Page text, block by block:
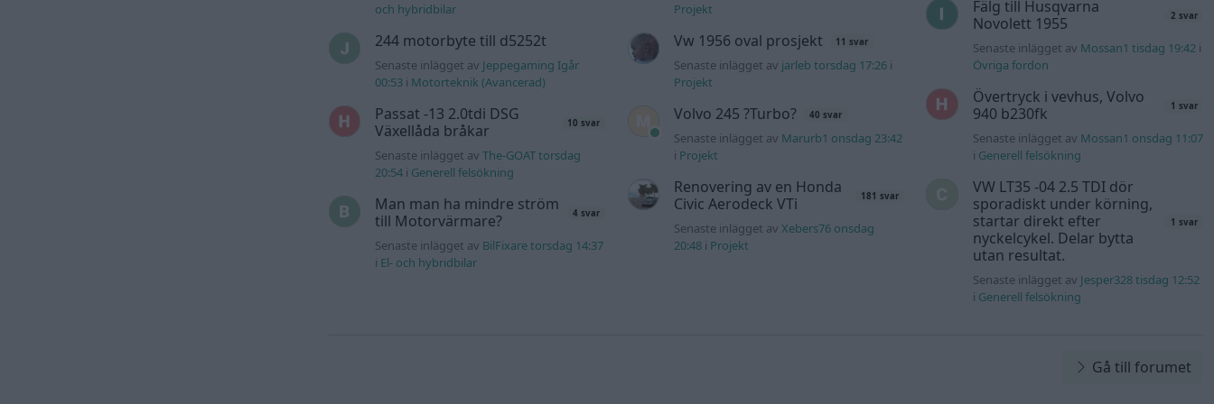
och hybridbilar
244 motorbyte till d5252t
Senaste inlägget av Jeppegaming Igår
00:53 i Motorteknik (Avancerad)
Passat -13 2.0tdi DSG
Växellåda bråkar
10 svar
Senaste inlägget avThe-GOAT torsdag
20:54 i Generell felsökning
Man man ha mindre ström
till Motorvärmare?
4 svar
Senaste inlägget av BilFixare torsdag 14:37
i El- och hybridbilar
Projekt
Vw 1956 oval prosjekt 11 svar
Senaste inlägget av jarleb torsdag 17:26i
Projekt
Volvo 245 ?Turbo? 40 svar
Senaste inlägget av Marurb1 onsdag 23:42
i Projekt
Renovering av en Honda
Civic Aerodeck VTi
181 svar
Senaste inlägget av Xebers76 onsdag
20:48i Projekt
Fälg till Husqvarna
Novolett 1955
2 svar
Senaste inlägget av Mossan1 tisdag 19:42i
Övriga fordon
Övertryck i vevhus, Volvo
940 b230fk
1 svar
Senaste inlägget av Mossan1 onsdag 11:07
i Generell felsökning
VW LT35 -04 2.5 TDI dör
sporadiskt under körning,
startar direkt efter
nyckelcykel. Delar bytta
utan resultat.
1 svar
Senaste inlägget av Jesper328 tisdag 12:52
i Generell felsökning
Gå till forumet